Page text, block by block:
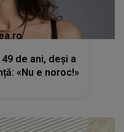
de ani, deși a
«Nu e noroc!»